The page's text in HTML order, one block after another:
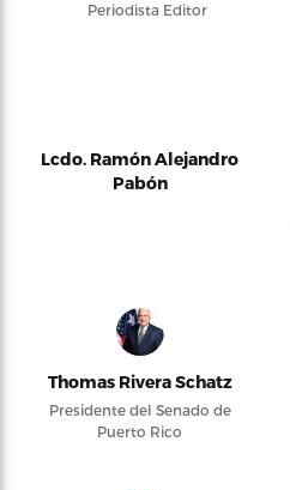
Periodista Editor
Lcdo. Ramón Alejandro
Pabón
Thomas Rivera Schatz
Presidente del Senado de
Puerto Rico